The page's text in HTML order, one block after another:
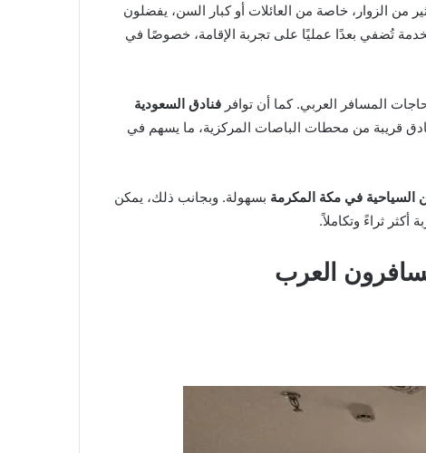
من الزوار، خاصة من العائلات أو كبار السن، يفضلون
تُضفي بعدًا عمليًا على تجربة الإقامة، خصوصًا في
المسافر العربي. كما أن توافر فنادق السعودية
قريبة من محطات الباصات المركزية، ما يسهم في
السياحية في مكة المكرمة بسهولة. وبجانب ذلك، يمكن
أكثر ثراءً وتكاملاً.
العرب